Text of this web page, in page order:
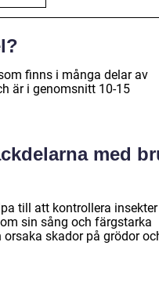
finns i många delar av
är i genomsnitt 10-15
med
till att kontrollera
sin sång och färgstarka
skador på grödor